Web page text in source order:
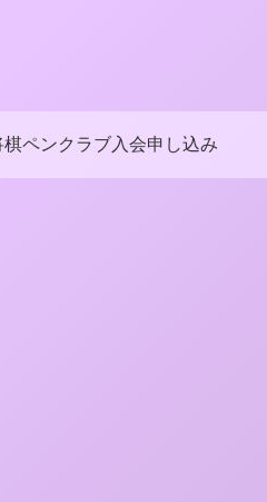
棋ペンクラブ入会申し込み